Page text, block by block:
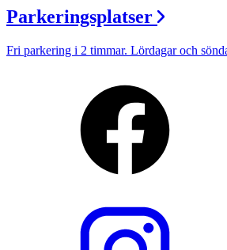
Parkeringsplatser
Fri parkering i 2 timmar. Lördagar och